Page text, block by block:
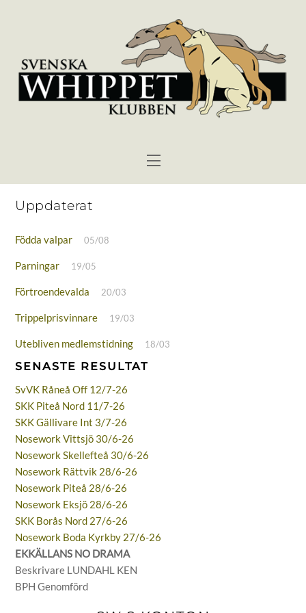
Menu
Uppdaterat
Födda valpar 05/08
Parningar 19/05
Förtroendevalda 20/03
Trippelprisvinnare 19/03
Utebliven medlemstidning 18/03
SENASTE RESULTAT
SvVK Råneå Off 12/7-26
SKK Piteå Nord 11/7-26
SKK Gällivare Int 3/7-26
Nosework Vittsjö 30/6-26
Nosework Skellefteå 30/6-26
Nosework Rättvik 28/6-26
Nosework Piteå 28/6-26
Nosework Eksjö 28/6-26
SKK Borås Nord 27/6-26
Nosework Boda Kyrkby 27/6-26
EKKÄLLANS NO DRAMA
Beskrivare LUNDAHL KEN
BPH Genomförd